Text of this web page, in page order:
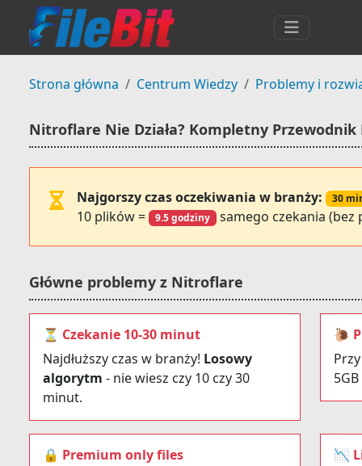
Strona główna Centrum Wiedzy Problemy i
Nitroflare Nie Działa? Kompletny Przewodnik
Najgorszy czas oczekiwania w branży: 30
10 plików = 9.5 godziny samego czekania (bez
Główne problemy z Nitroflare
⏳ Czekanie 10-30 minut
Najdłuższy czas w branży! Losowy
algorytm - nie wiesz czy 10 czy 30
minut.
🐌
🔒 Premium only files
📉